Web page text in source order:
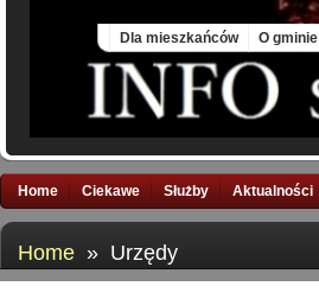
Dla mieszkańców O gminie
Home Ciekawe Służby Aktualności
Home » Urzędy